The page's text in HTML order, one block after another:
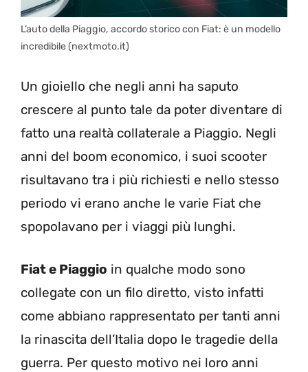
L’auto della Piaggio, accordo storico con Fiat: è un modello
incredibile (nextmoto.it)
Un gioiello che negli anni ha saputo
crescere al punto tale da poter diventare di
fatto una realtà collaterale a Piaggio. Negli
anni del boom economico, i suoi scooter
risultavano tra i più richiesti e nello stesso
periodo vi erano anche le varie Fiat che
spopolavano per i viaggi più lunghi.
Fiat e Piaggio in qualche modo sono
collegate con un filo diretto, visto infatti
come abbiano rappresentato per tanti anni
la rinascita dell’Italia dopo le tragedie della
guerra. Per questo motivo nei loro anni